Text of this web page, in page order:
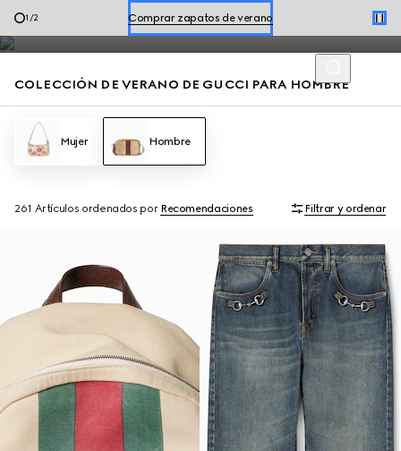
2 /2 Reserve una cita
Comprar zapatos de verano
Mocasines para hombre y bolsos de verano, con los códigos de la
Casa, definen un estilo desenfadado para la temporada.
COLECCIÓN DE VERANO DE GUCCI PARA HOMBRE
Mujer Hombre
261 Artículos ordenados por Recomendaciones Filtrar y ordenar